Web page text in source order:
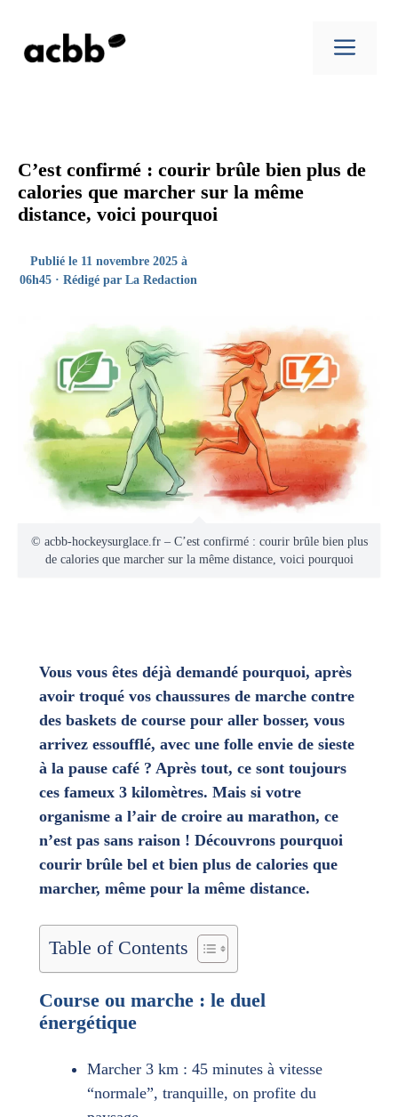
contenu
C’est confirmé : courir brûle bien plus de
calories que marcher sur la même
distance, voici pourquoi
Publié le 11 novembre 2025 à
06h45 · Rédigé par La Redaction
© acbb-hockeysurglace.fr – C’est confirmé : courir brûle bien plus
de calories que marcher sur la même distance, voici pourquoi
Vous vous êtes déjà demandé pourquoi, après
avoir troqué vos chaussures de marche contre
des baskets de course pour aller bosser, vous
arrivez essoufflé, avec une folle envie de sieste
à la pause café ? Après tout, ce sont toujours
ces fameux 3 kilomètres. Mais si votre
organisme a l’air de croire au marathon, ce
n’est pas sans raison ! Découvrons pourquoi
courir brûle bel et bien plus de calories que
marcher, même pour la même distance.
Table of Contents
Course ou marche : le duel
énergétique
Marcher 3 km : 45 minutes à vitesse
“normale”, tranquille, on profite du